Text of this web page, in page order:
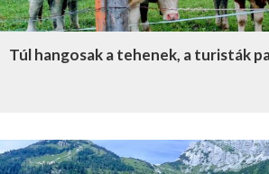
Túl hangosak a tehenek, a turisták